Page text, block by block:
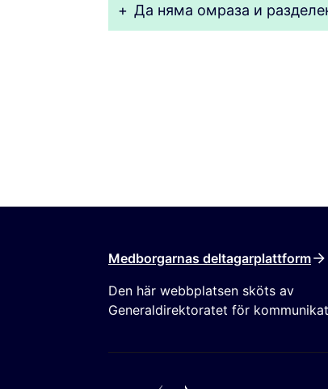
+ Да няма омраза и
Medborgarnas deltagarplattform
Den här webbplatsen sköts av
Generaldirektoratet för